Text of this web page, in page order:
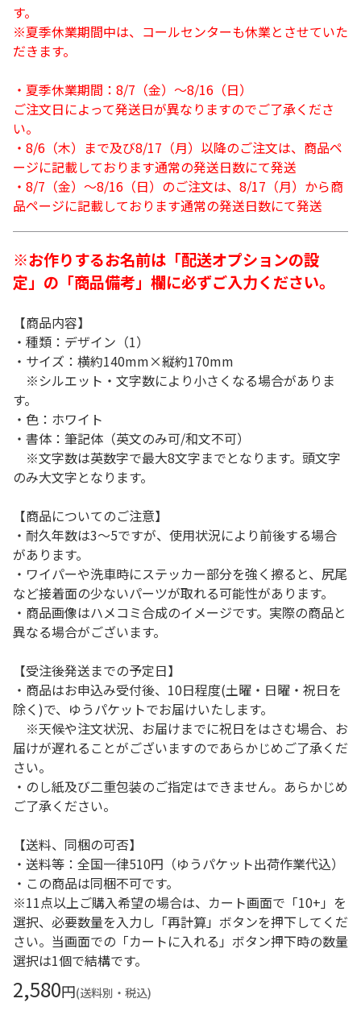
す。
※夏季休業期間中は、コールセンターも休業とさせていた
だきます。
・夏季休業期間：8/7（金）～8/16（日）
ご注文日によって発送日が異なりますのでご了承くださ
い。
・8/6（木）まで及び8/17（月）以降のご注文は、商品ペ
ージに記載しております通常の発送日数にて発送
・8/7（金）～8/16（日）のご注文は、8/17（月）から商
品ページに記載しております通常の発送日数にて発送
※お作りするお名前は「配送オプションの設
定」の「商品備考」欄に必ずご入力ください。
【商品内容】
・種類：デザイン（1）
・サイズ：横約140mm×縦約170mm
※シルエット・文字数により小さくなる場合がありま
す。
・色：ホワイト
・書体：筆記体（英文のみ可/和文不可）
※文字数は英数字で最大8文字までとなります。頭文字
のみ大文字となります。
【商品についてのご注意】
・耐久年数は3～5ですが、使用状況により前後する場合
があります。
・ワイパーや洗車時にステッカー部分を強く擦ると、尻尾
など接着面の少ないパーツが取れる可能性があります。
・商品画像はハメコミ合成のイメージです。実際の商品と
異なる場合がございます。
【受注後発送までの予定日】
・商品はお申込み受付後、10日程度(土曜・日曜・祝日を
除く)で、ゆうパケットでお届けいたします。
※天候や注文状況、お届けまでに祝日をはさむ場合、お
届けが遅れることがございますのであらかじめご了承くだ
さい。
・のし紙及び二重包装のご指定はできません。あらかじめ
ご了承ください。
【送料、同梱の可否】
・送料等：全国一律510円（ゆうパケット出荷作業代込）
・この商品は同梱不可です。
※11点以上ご購入希望の場合は、カート画面で「10+」を
選択、必要数量を入力し「再計算」ボタンを押下してくだ
さい。当画面での「カートに入れる」ボタン押下時の数量
選択は1個で結構です。
2,580円(送料別・税込)